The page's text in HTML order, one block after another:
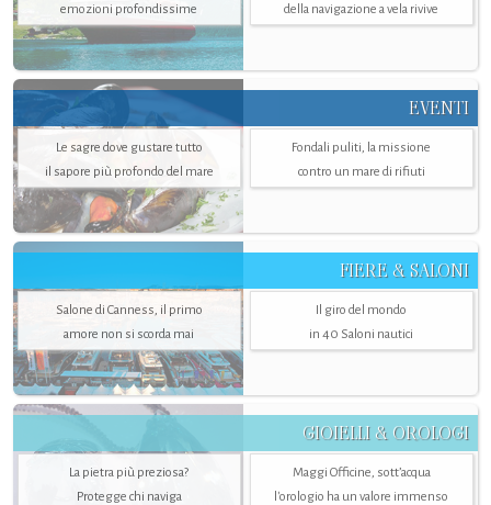
emozioni profondissime
della navigazione a vela rivive
EVENTI
Le sagre dove gustare tutto
il sapore più profondo del mare
Fondali puliti, la missione
contro un mare di rifiuti
FIERE & SALONI
Salone di Canness, il primo
amore non si scorda mai
Il giro del mondo
in 40 Saloni nautici
GIOIELLI & OROLOGI
La pietra più preziosa?
Protegge chi naviga
Maggi Officine, sott’acqua
l'orologio ha un valore immenso